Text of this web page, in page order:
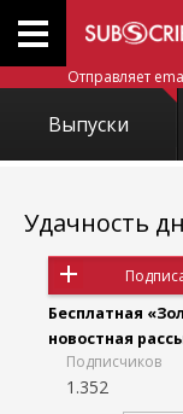
Отправляет
Выпуски
Удачность
Бесплатная
новостная
Подписчиков
1.352